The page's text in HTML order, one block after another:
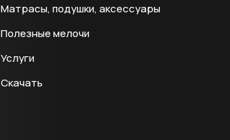
Матрасы, подушки, аксессуары
Полезные мелочи
Услуги
Скачать